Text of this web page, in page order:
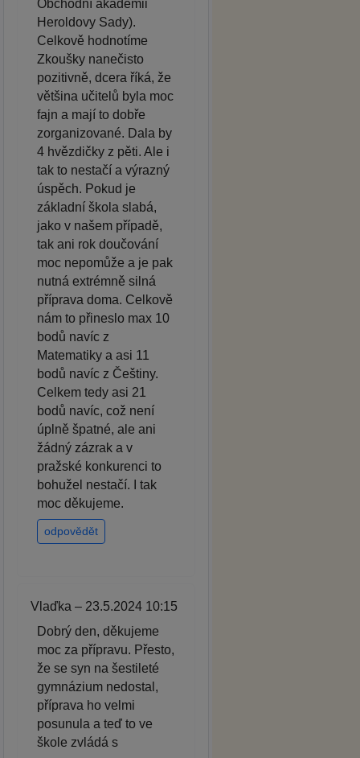
Obchodní akademii
Heroldovy Sady).
Celkově hodnotíme
Zkoušky nanečisto
pozitivně, dcera říká, že
většina učitelů byla moc
fajn a mají to dobře
zorganizované. Dala by
4 hvězdičky z pěti. Ale i
tak to nestačí a výrazný
úspěch. Pokud je
základní škola slabá,
jako v našem případě,
tak ani rok doučování
moc nepomůže a je pak
nutná extrémně silná
příprava doma. Celkově
nám to přineslo max 10
bodů navíc z
Matematiky a asi 11
bodů navíc z Češtiny.
Celkem tedy asi 21
bodů navíc, což není
úplně špatné, ale ani
žádný zázrak a v
pražské konkurenci to
bohužel nestačí. I tak
moc děkujeme.
odpovědět
Vlaďka – 23.5.2024 10:15
Dobrý den, děkujeme
moc za přípravu. Přesto,
že se syn na šestileté
gymnázium nedostal,
příprava ho velmi
posunula a teď to ve
škole zvládá s